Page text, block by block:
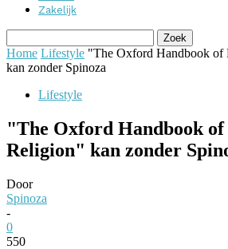
Zakelijk
Home Lifestyle "The Oxford Handbook of
kan zonder Spinoza
Lifestyle
"The Oxford Handbook of
Religion" kan zonder
Door
Spinoza
-
0
550